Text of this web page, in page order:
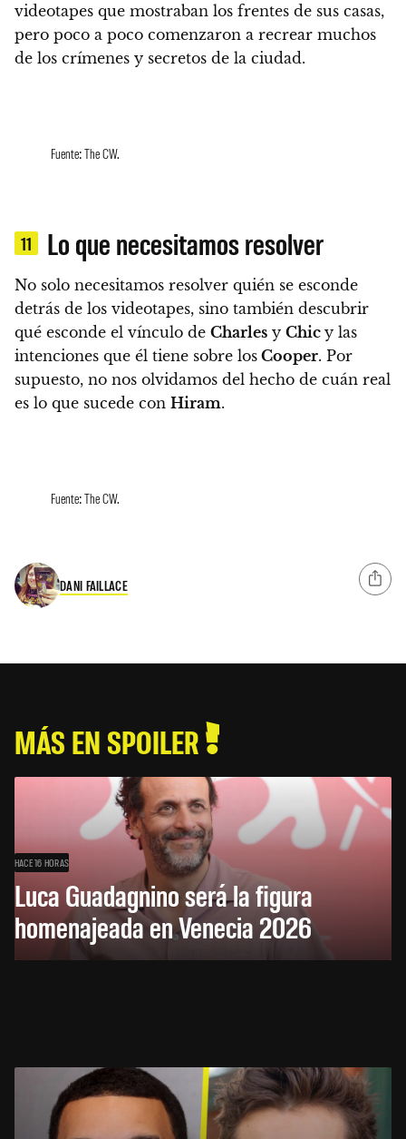
videotapes que mostraban los frentes de sus casas,
pero poco a poco comenzaron a recrear muchos
de los crímenes y secretos de la ciudad.
Fuente: The CW.
11 Lo que necesitamos resolver
No solo necesitamos resolver quién se esconde
detrás de los videotapes, sino también descubrir
qué esconde el vínculo de Charles y Chic y las
intenciones que él tiene sobre los Cooper. Por
supuesto, no nos olvidamos del hecho de cuán real
es lo que sucede con Hiram.
Fuente: The CW.
DANI FAILLACE
MÁS EN SPOILER
HACE 16 HORAS
Luca Guadagnino será la figura
homenajeada en Venecia 2026